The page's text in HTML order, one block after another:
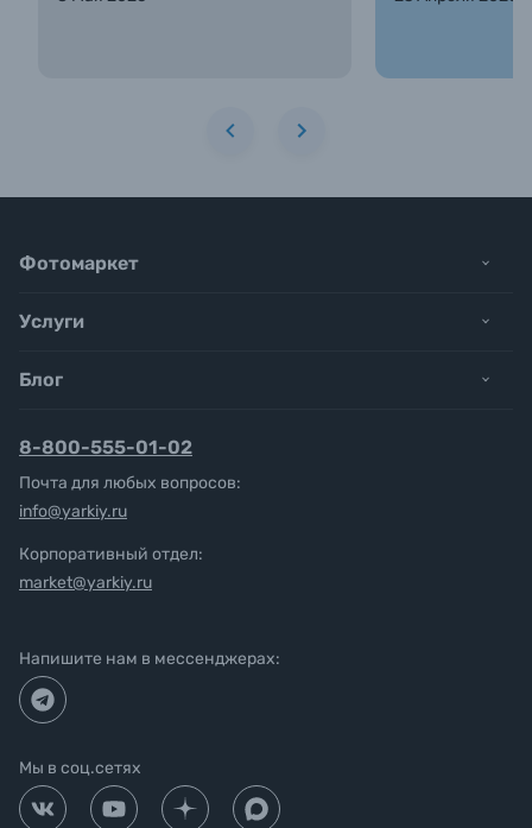
Фотомаркет
Услуги
Блог
8-800-555-01-02
Почта для любых вопросов:
info@yarkiy.ru
Корпоративный отдел:
market@yarkiy.ru
Напишите нам в мессенджерах:
Мы в соц.сетях